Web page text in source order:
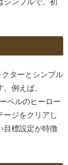
シンプルで、初
ターとシンプル
例えば、
ベルのヒーロー
ージをクリアし
目標設定が特徴